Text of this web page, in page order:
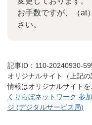
お手数ですが、（at
さい。
記事ID：110-20240930-
オリジナルサイト（上記
情報はオリジナルサイトを
くりらぼネットワーク 参
ジ (デジタルサービス局)